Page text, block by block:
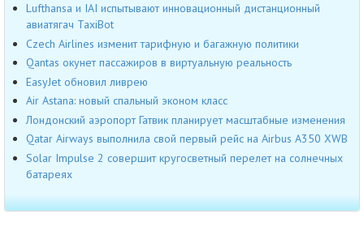
Lufthansa и IAI испытывают инновационный дистанционный
авиатягач TaxiBot
Czech Airlines изменит тарифную и багажную политики
Qantas окунет пассажиров в виртуальную реальность
EasyJet обновил ливрею
Air Astana: новый спальный эконом класс
Лондонский аэропорт Гатвик планирует масштабные изменения
Qatar Airways выполнила свой первый рейс на Airbus A350 XWB
Solar Impulse 2 совершит кругосветный перелет на солнечных
батареях